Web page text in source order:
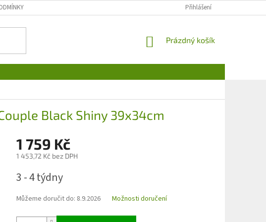
Přihlášení
NÁKUPNÍ
Prázdný košík
Black Shiny 39x34cm
1 759 Kč
1 453,72 Kč bez DPH
cena:
3 - 4 týdny
Můžeme doručit do: 8.9.2026 Možnosti doručení